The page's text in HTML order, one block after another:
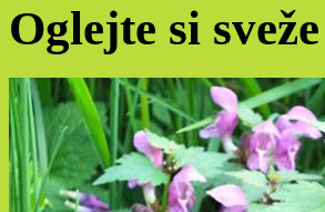
Oglejte si